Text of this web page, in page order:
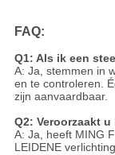
FAQ:
Q1: Als ik een
A: Ja, stemmen in
en te controleren.
zijn aanvaardbaar.
Q2: Veroorzaakt
A: Ja, heeft MING
LEIDENE